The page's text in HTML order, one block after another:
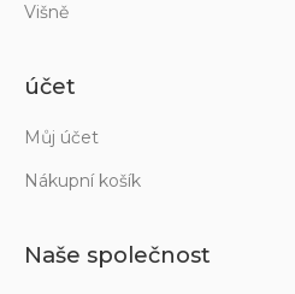
Višně
účet
Můj účet
Nákupní košík
Naše společnost